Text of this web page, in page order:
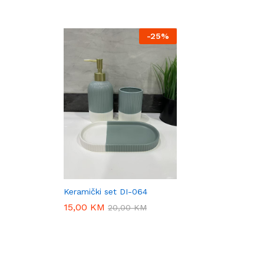
-25%
Keramički set DI-064
15,00 KM 20,00KM
15,00 KM 20,00KM